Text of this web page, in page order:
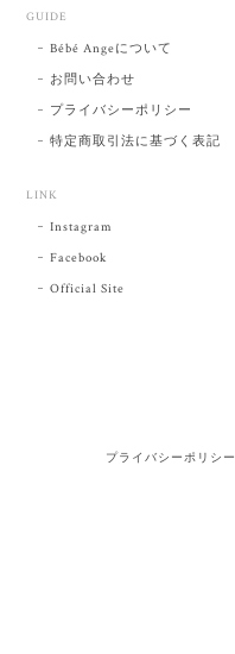
GUIDE
Bébé Angeについて
お問い合わせ
プライバシーポリシー
特定商取引法に基づく表記
LINK
Instagram
Facebook
Official Site
プライバシーポリシー